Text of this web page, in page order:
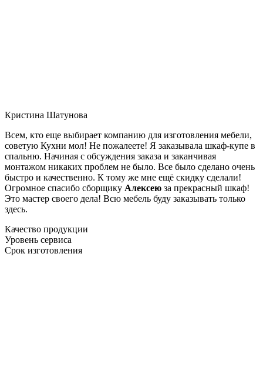
Кристина Шатунова
Всем, кто еще выбирает компанию для изготовления мебели,
советую Кухни мол! Не пожалеете! Я заказывала шкаф-купе в
спальню. Начиная с обсуждения заказа и заканчивая
монтажом никаких проблем не было. Все было сделано очень
быстро и качественно. К тому же мне ещё скидку сделали!
Огромное спасибо сборщику Алексею за прекрасный шкаф!
Это мастер своего дела! Всю мебель буду заказывать только
здесь.
Качество продукции
Уровень сервиса
Срок изготовления